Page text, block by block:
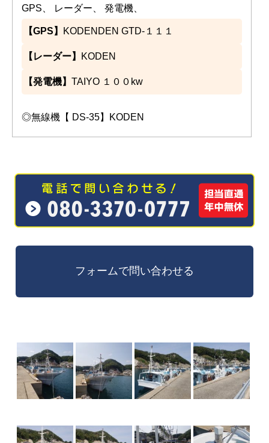
GPS、 レーダー、 発電機、
【GPS】 KODENDEN GTD-１１１
【レーダー】 KODEN
【発電機】 TAIYO １００kw
◎無線機【 DS-35】KODEN